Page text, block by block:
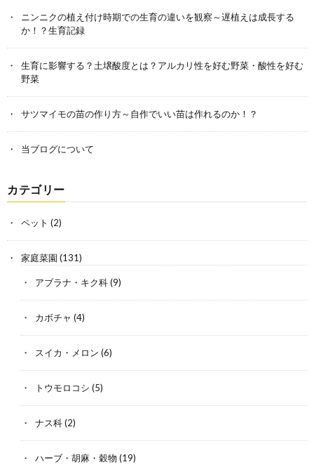
ニンニクの植え付け時期での生育の違いを観察～遅植えは成長する
か！？生育記録
生育に影響する？土壌酸度とは？アルカリ性を好む野菜・酸性を好む
野菜
サツマイモの苗の作り方～自作でいい苗は作れるのか！？
当ブログについて
カテゴリー
ペット (2)
家庭菜園 (131)
アブラナ・キク科(9)
カボチャ (4)
スイカ・メロン (6)
トウモロコシ (5)
ナス科(2)
ハーブ・胡麻・穀物 (19)